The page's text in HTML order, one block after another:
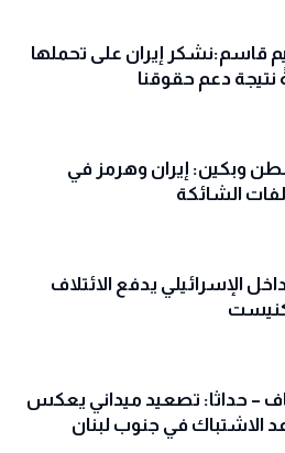
قاسم:نشكر إيران على تحملها
نتيجة دعم حقوقنا
وبكين: إيران وهرمز في
الشائكة
الإسرائيلي يدفع الائتلاف
– حداثا: تصعيد ميداني يعكس
الاشتباك في جنوب لبنان